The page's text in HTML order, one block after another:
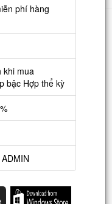
phí hàng
khi mua
bậc Hợp thể kỳ